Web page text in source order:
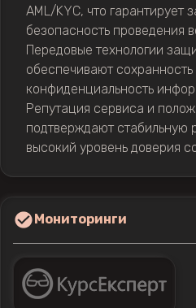
AML/KYC, что гарантирует
безопасность проведения
Передовые технологии
обеспечивают сохранность
конфиденциальность
Репутация сервиса и
подтверждают стабильную
высокий уровень доверия
Мониторинги